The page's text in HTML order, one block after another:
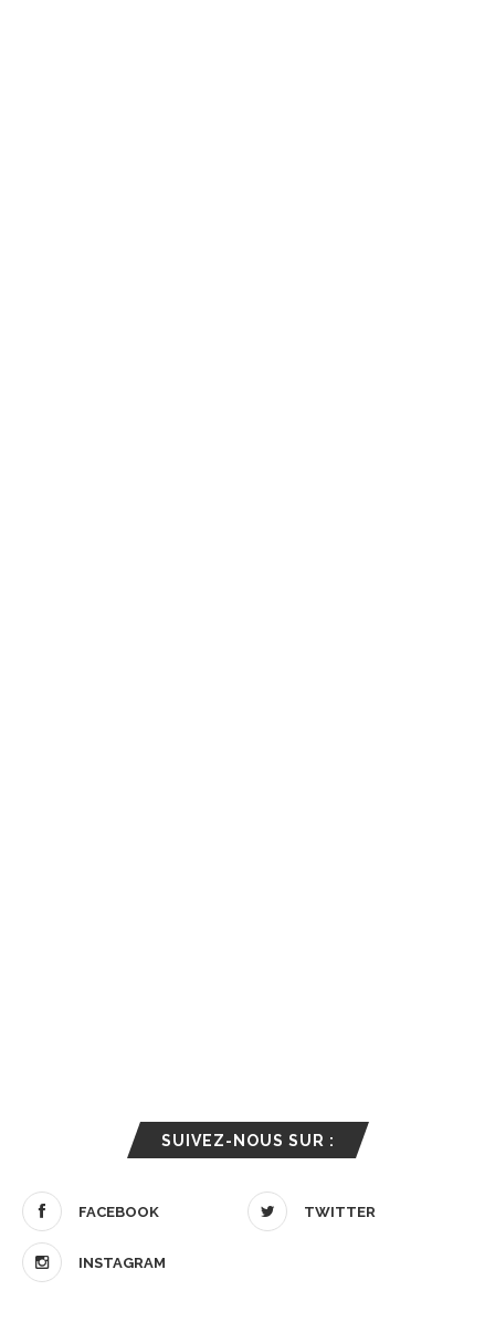
SUIVEZ-NOUS SUR :
FACEBOOK TWITTER
INSTAGRAM